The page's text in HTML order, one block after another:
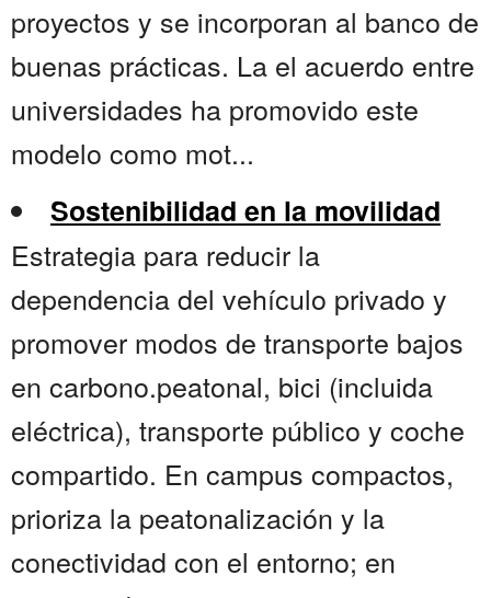
proyectos y se incorporan al banco de
buenas prácticas. La el acuerdo entre
universidades ha promovido este
modelo como mot...
Sostenibilidad en la movilidad
Estrategia para reducir la
dependencia del vehículo privado y
promover modos de transporte bajos
en carbono.peatonal, bici (incluida
eléctrica), transporte público y coche
compartido. En campus compactos,
prioriza la peatonalización y la
conectividad con el entorno; en